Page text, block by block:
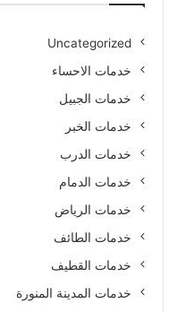
Uncategorized
خدمات الاحساء
خدمات الجبيل
خدمات الخبر
خدمات الدرب
خدمات الدمام
خدمات الرياض
خدمات الطائف
خدمات القطيف
خدمات المدينة المنورة